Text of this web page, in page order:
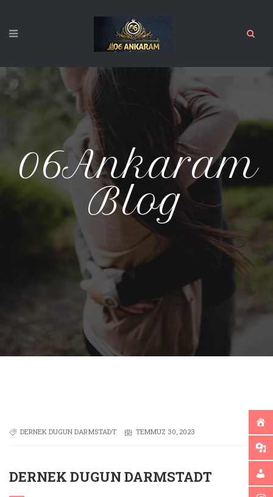
06Ankaram
Blog
DERNEK DUGUN DARMSTADT TEMMUZ 30, 2023
DERNEK DUGUN DARMSTADT